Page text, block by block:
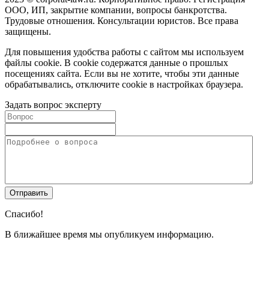
ООО, ИП, закрытие компании, вопросы банкротства.
Трудовые отношения. Консультации юристов. Все права
защищены.
Для повышения удобства работы с сайтом мы используем
файлы cookie. В cookie содержатся данные о прошлых
посещениях сайта. Если вы не хотите, чтобы эти данные
обрабатывались, отключите cookie в настройках браузера.
Задать вопрос эксперту
Спасибо!
В ближайшее время мы опубликуем информацию.